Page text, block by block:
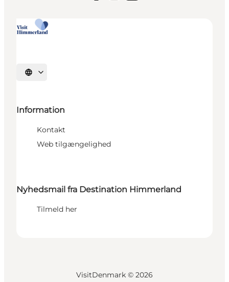
Vælg sprog
Information
Kontakt
Web tilgængelighed
Nyhedsmail fra Destination Himmerland
Tilmeld her
VisitDenmark © 2026